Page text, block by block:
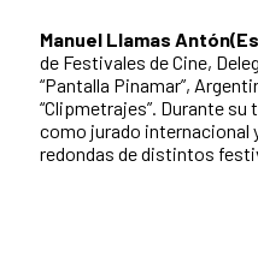
Manuel Llamas Antón(Es
de Festivales de Cine,
“Pantalla Pinamar”,
“Clipmetrajes”. Durante
como jurado internacional
redondas de distintos